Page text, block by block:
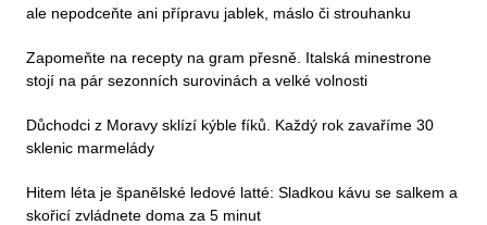
ale nepodceňte ani přípravu jablek, máslo či strouhanku
Zapomeňte na recepty na gram přesně. Italská minestrone
stojí na pár sezonních surovinách a velké volnosti
Důchodci z Moravy sklízí kýble fíků. Každý rok zavaříme 30
sklenic marmelády
Hitem léta je španělské ledové latté: Sladkou kávu se salkem a
skořicí zvládnete doma za 5 minut